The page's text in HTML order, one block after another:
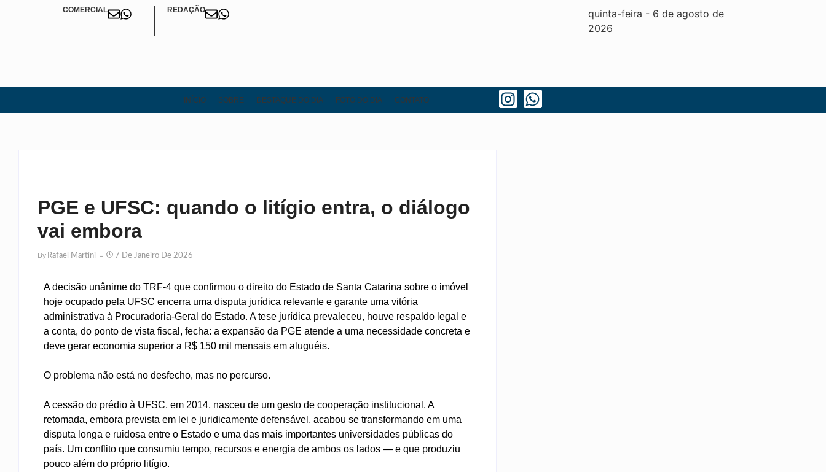
COMERCIAL REDAÇÃO quinta-feira - 6 de agosto de
2026
INÍCIO SOBRE DESTAQUE DO DIA FOTO DO DIA CONTATO
PGE e UFSC: quando o litígio entra, o diálogo
vai embora
By Rafael Martini 7 De Janeiro De 2026
A decisão unânime do TRF-4 que confirmou o direito do Estado de Santa Catarina sobre o imóvel
hoje ocupado pela UFSC encerra uma disputa jurídica relevante e garante uma vitória
administrativa à Procuradoria-Geral do Estado. A tese jurídica prevaleceu, houve respaldo legal e
a conta, do ponto de vista fiscal, fecha: a expansão da PGE atende a uma necessidade concreta e
deve gerar economia superior a R$ 150 mil mensais em aluguéis.
O problema não está no desfecho, mas no percurso.
A cessão do prédio à UFSC, em 2014, nasceu de um gesto de cooperação institucional. A
retomada, embora prevista em lei e juridicamente defensável, acabou se transformando em uma
disputa longa e ruidosa entre o Estado e uma das mais importantes universidades públicas do
país. Um conflito que consumiu tempo, recursos e energia de ambos os lados — e que produziu
pouco além do próprio litígio.